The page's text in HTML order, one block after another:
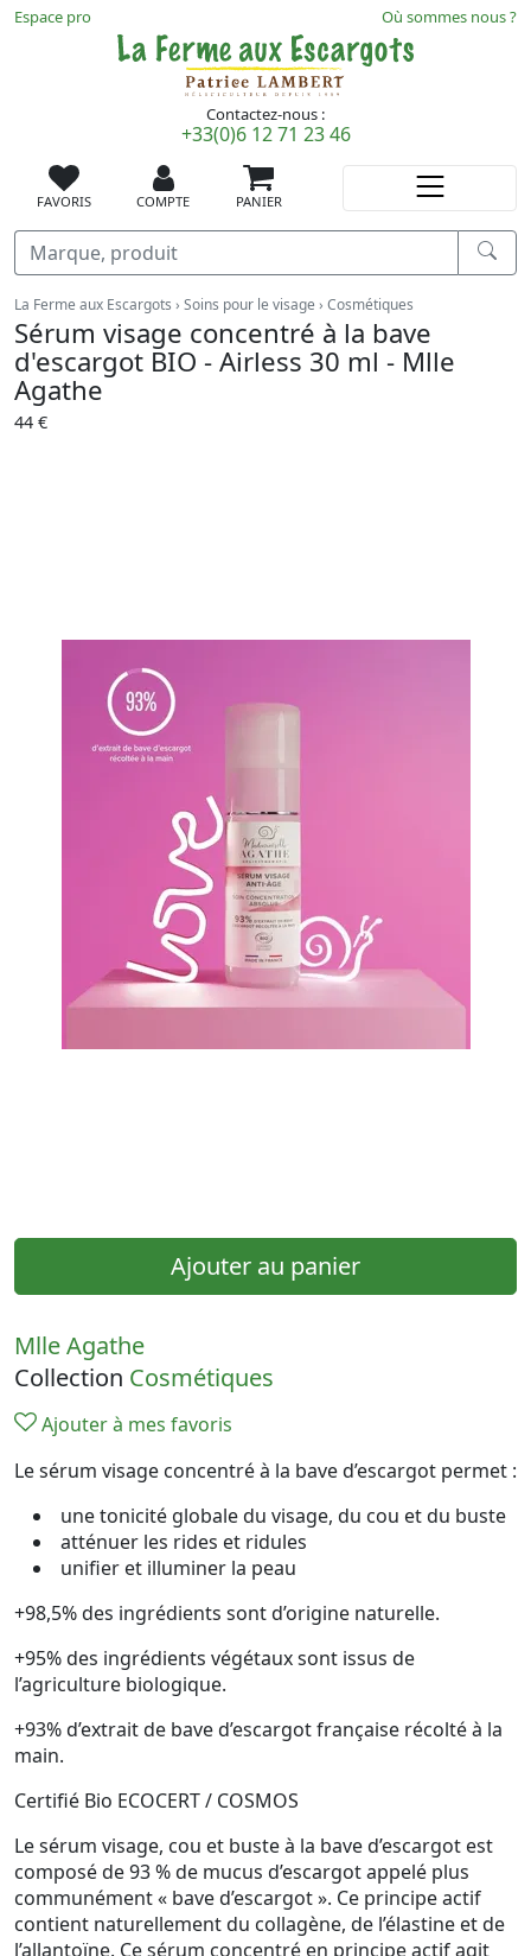
Recherche
FAVORIS COMPTE PANIER
Contactez-nous :
+33(0)6 12 71 23 46
Espace pro Où sommes nous ?
Vous êtes ici :
La Ferme aux Escargots Soins pour le visage Cosmétiques
Sérum visage concentré à la bave
d'escargot BIO - Airless 30 ml - Mlle
Agathe
44 €
Ajouter au panier
Mlle Agathe
Collection Cosmétiques
Ajouter à mes favoris
Le sérum visage concentré à la bave d’escargot permet :
une tonicité globale du visage, du cou et du buste
atténuer les rides et ridules
unifier et illuminer la peau
+98,5%des ingrédients sont d’origine naturelle.
+95%des ingrédients végétaux sont issus de
l’agriculture biologique.
+93%d’extrait de bave d’escargot française récolté à la
main.
Certifié Bio ECOCERT / COSMOS
Le sérum visage, cou et buste à la bave d’escargot est
composé de 93 % de mucus d’escargot appelé plus
communément « bave d’escargot ». Ce principe actif
contient naturellement du collagène, de l’élastine et de
l’allantoïne. Ce sérum concentré en principe actif agit